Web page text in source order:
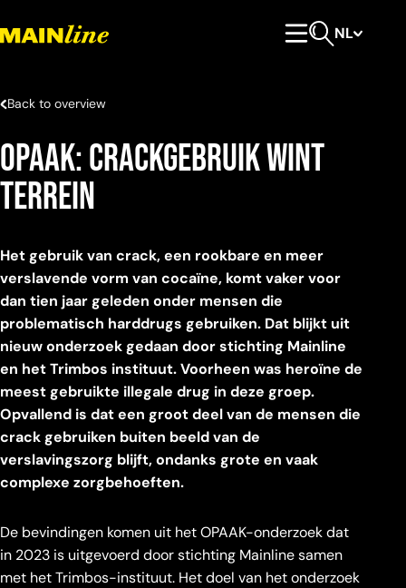
NL
Back to overview
Opaak: Crackgebruik wint
terrein
Het gebruik van crack, een rookbare en meer
verslavende vorm van cocaïne, komt vaker voor
dan tien jaar geleden onder mensen die
problematisch harddrugs gebruiken. Dat blijkt uit
nieuw onderzoek gedaan door stichting Mainline
en het Trimbos instituut. Voorheen was heroïne de
meest gebruikte illegale drug in deze groep.
Opvallend is dat een groot deel van de mensen die
crack gebruiken buiten beeld van de
verslavingszorg blijft, ondanks grote en vaak
complexe zorgbehoeften.
De bevindingen komen uit het OPAAK-onderzoek dat
in 2023 is uitgevoerd door stichting Mainline samen
met het Trimbos-instituut. Het doel van het onderzoek